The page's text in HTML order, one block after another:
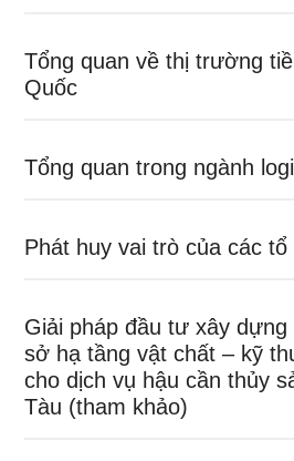
Tổng quan về thị trường
Quốc
Tổng quan trong ngành
Phát huy vai trò của các
Giải pháp đầu tư xây
sở hạ tầng vật chất – kỹ
cho dịch vụ hậu cần thủy
Tàu (tham khảo)